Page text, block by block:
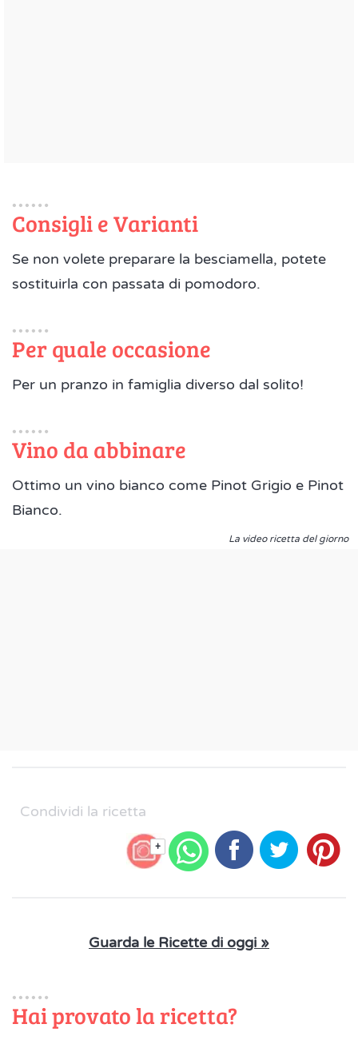
Consigli e Varianti
Se non volete preparare la besciamella, potete
sostituirla con passata di pomodoro.
Per quale occasione
Per un pranzo in famiglia diverso dal solito!
Vino da abbinare
Ottimo un vino bianco come Pinot Grigio e Pinot
Bianco.
La video ricetta del giorno
Condividi la ricetta
+
Guarda le Ricette di oggi »
Hai provato la ricetta?